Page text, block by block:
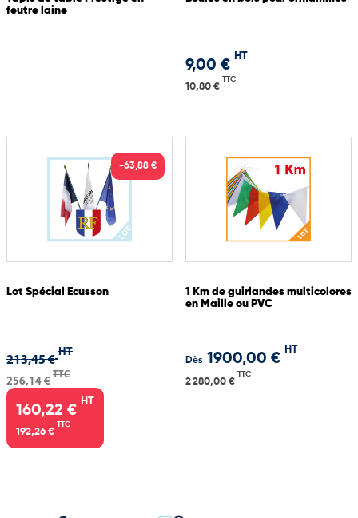
feutre laine
9,00 €
HT
10,80 €
TTC
Lot Spécial Ecusson
213,45 € HT
256,14 € TTC
160,22 €
HT
192,26 €
TTC
-63,88 €
1 Km de guirlandes multicolores
en Maille ou PVC
Dès 1900,00 €
HT
2 280,00 €
TTC